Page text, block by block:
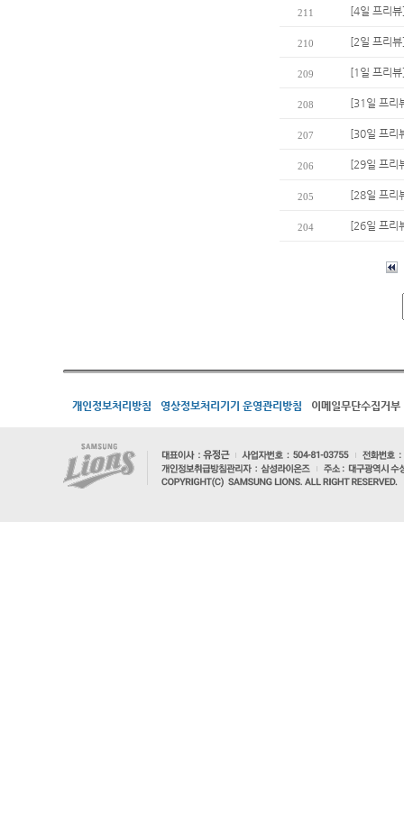
211 [4일 프리
210 [2일 프리
209 [1일 프리
208 [31일 프리
207 [30일 프리
206 [29일 프리
205 [28일 프리
204 [26일 프리
개인정보처리방침 영상정보처리기기 운영관리방침 이메일무단수집거부